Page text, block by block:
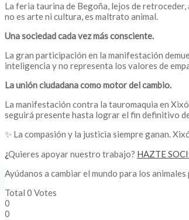
La feria taurina de Begoña, lejos de
no es arte ni cultura, es maltrato animal.
Una sociedad cada vez más consciente.
La gran participación en la manifestación
inteligencia y no representa los valores de
La unión ciudadana como motor del cambio.
La manifestación contra la tauromaquia en
seguirá presente hasta lograr el fin definitivo
✨ La compasión y la justicia siempre ganan.
¿Quieres apoyar nuestro trabajo? HAZTE
Ayúdanos a cambiar el mundo para los
Total 0 Votes
0
0